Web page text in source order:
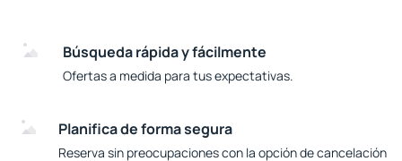
Búsqueda rápida y fácilmente
Ofertas a medida para tus expectativas.
Planifica de forma segura
Reserva sin preocupaciones con la opción de cancelación